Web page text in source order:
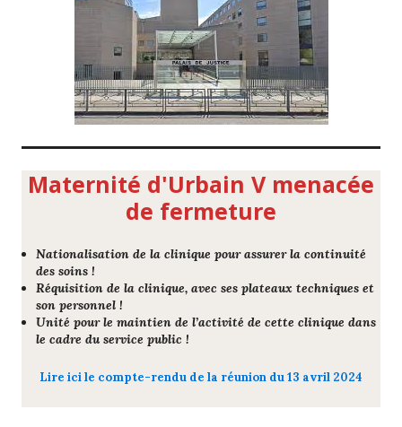
Maternité d'Urbain V menacée
de fermeture
Nationalisation de la clinique pour assurer la continuité
des soins !
Réquisition de la clinique, avec ses plateaux techniques et
son personnel !
Unité pour le maintien de l’activité de cette clinique dans
le cadre du service public !
Lire ici le compte-rendu de la réunion du 13 avril 2024